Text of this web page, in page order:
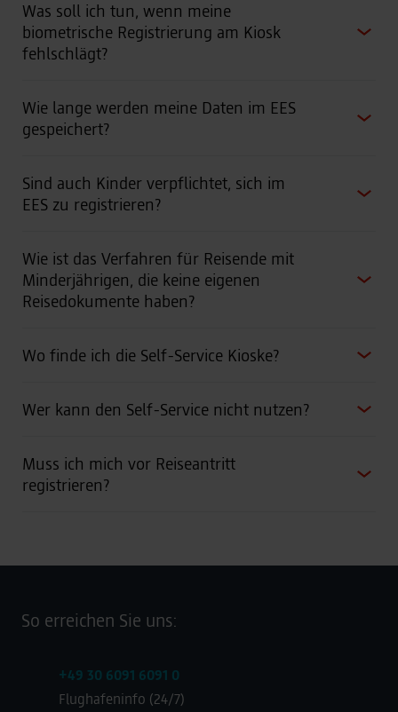
Was soll ich tun, wenn meine
biometrische Registrierung am Kiosk
fehlschlägt?
Wie lange werden meine Daten im EES
gespeichert?
Sind auch Kinder verpflichtet, sich im
EES zu registrieren?
Wie ist das Verfahren für Reisende mit
Minderjährigen, die keine eigenen
Reisedokumente haben?
Wo finde ich die Self-Service Kioske?
Wer kann den Self-Service nicht nutzen?
Muss ich mich vor Reiseantritt
registrieren?
So erreichen Sie uns:
+49 30 6091 6091 0
Flughafeninfo (24/7)